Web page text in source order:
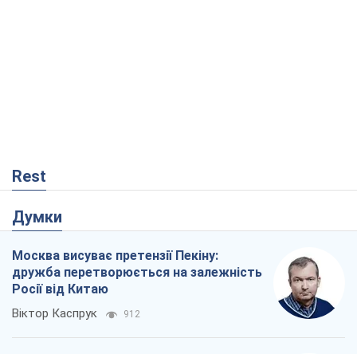
Rest
Думки
Москва висуває претензії Пекіну:
дружба перетворюється на залежність
Росії від Китаю
Віктор Каспрук 912